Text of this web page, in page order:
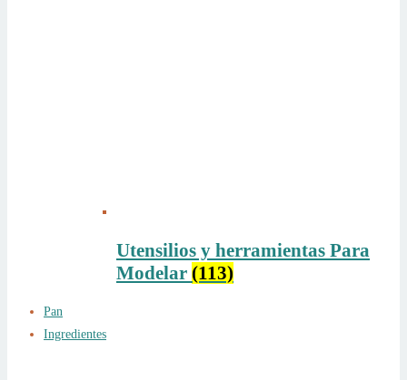
Utensilios y herramientas Para
Modelar (113)
Pan
Ingredientes